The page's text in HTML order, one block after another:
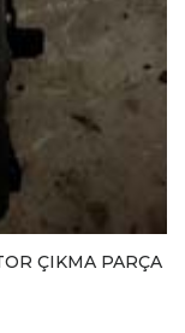
ÇIKMA PARÇA